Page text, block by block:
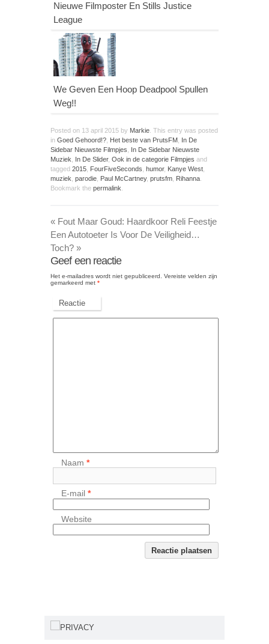
Nieuwe Filmposter En Stills Justice
League
We Geven Een Hoop Deadpool Spullen
Weg!!
Posted on 13 april 2015 by Markie . This entry was posted
in Goed Gehoord!? Het beste van PrutsFM In De
Sidebar Nieuwste Filmpjes
In De Sidebar Nieuwste
Muziek
In De Slider, Ook in de categorie Filmpjes and
tagged 2015 FourFiveSeconds humor, Kanye West
muziek parodie Paul McCartney, prutsfm Rihanna
Bookmark the permalink
« Fout Maar Goud: Haardkoor Reli Feestje
Een Autotoeter Is Voor De Veiligheid…
Toch? »
Geef een reactie
Het e-mailadres wordt niet gepubliceerd.
Vereiste velden zijn
gemarkeerd met *
Reactie
Naam*
E-mail*
Website
PRIVACY